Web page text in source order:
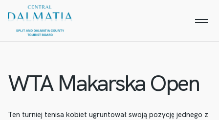
WTA Makarska Open
Ten turniej tenisa kobiet ugruntował swoją pozycję jednego z